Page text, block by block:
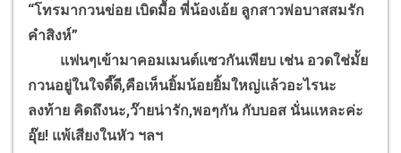
“โทรมากวนข่อย เบิดมื้อ พี่น้องเอ้ย ลูกสาวพ่อบาสสมรัก
คำสิงห์”
แฟนๆเข้ามาคอมเมนต์แซวกันเพียบ เช่น อวดใช่มั้ย
กวนอยู่ในใจดี๊ดี,คือเห็นยิ้มน้อยยิ้มใหญ่แล้วอะไรนะ
ลงท้าย คิดถึงนะ,ว๊ายน่ารัก,พอๆกัน กับบอส นั่นแหละค่ะ
อุ๊ย! แพ้เสียงในหัว ฯลฯ